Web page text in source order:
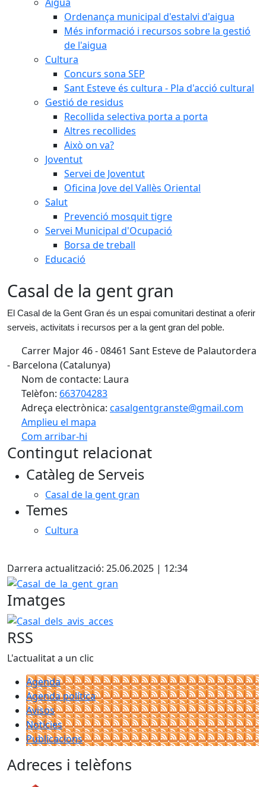
Ordenança municipal d'estalvi d'aigua
Més informació i recursos sobre la gestió
de l'aigua
Cultura
Concurs sona SEP
Sant Esteve és cultura - Pla d'acció cultural
Gestió de residus
Recollida selectiva porta a porta
Altres recollides
Això on va?
Joventut
Servei de Joventut
Oficina Jove del Vallès Oriental
Salut
Prevenció mosquit tigre
Servei Municipal d'Ocupació
Borsa de treball
Educació
Casal de la gent gran
El Casal de la Gent Gran és un espai comunitari destinat a oferir
serveis, activitats i recursos per a la gent gran del poble.
Carrer Major 46 - 08461 Sant Esteve de Palautordera
- Barcelona (Catalunya)
Nom de contacte: Laura
Telèfon: 663704283
Adreça electrònica: casalgentgranste@gmail.com
Amplieu el mapa
Com arribar-hi
+
−
Contingut relacionat
Catàleg de Serveis
Casal de la gent gran
Temes
Cultura
Darrera actualització: 25.06.2025 | 12:34
Casal_de_la_gent_gran
Imatges
Casal_dels_avis_acces
RSS
L'actualitat a un clic
Agenda
Agenda política
Avisos
Notícies
Publicacions
Adreces i telèfons